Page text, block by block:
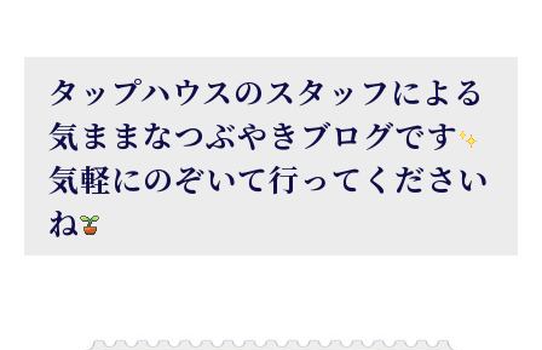
タップハウスのスタッフによる
気ままなつぶやきブログです
気軽にのぞいて行ってください
ね